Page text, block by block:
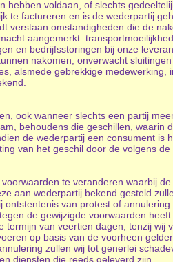
voldaan, of slechts
te factureren en is de wederpartij
verstaan omstandigheden die de
aangemerkt:
en bedrijfsstoringen bij onze
nakomen, onverwacht
alsmede gebrekkige medewerking,
ook wanneer slechts een partij
behoudens die geschillen, waarin
de wederpartij een consument is
van het geschil door de volgens
te veranderen waarbij
aan wederpartij bekend gesteld
van protest of
de gewijzigde voorwaarden
van veertien dagen, tenzij wij
op basis van de voorheen
zullen wij tot generlei
diensten die reeds geleverd zijn.